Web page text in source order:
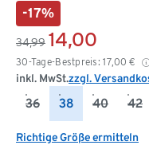
-17%
34,99 14,00
30-Tage-Bestpreis: 17,00 €
inkl. MwSt.zzgl.
36 38 40 42
Richtige Größe ermitteln